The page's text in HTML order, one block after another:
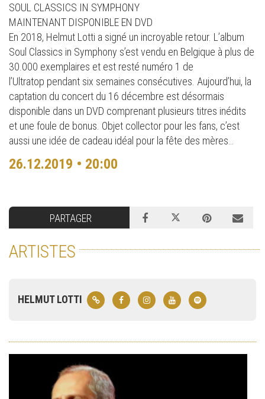
SOUL CLASSICS IN SYMPHONY
MAINTENANT DISPONIBLE EN DVD
En 2018, Helmut Lotti a signé un incroyable retour. L’album
Soul Classics in Symphony s’est vendu en Belgique à plus de
30.000 exemplaires et est resté numéro 1 de
l’Ultratop pendant six semaines consécutives. Aujourd’hui, la
captation du concert du 16 décembre est désormais
disponible dans un DVD comprenant plusieurs titres inédits
et une foule de bonus. Objet collector pour les fans, c’est
aussi une idée de cadeau idéal pour la fête des mères…
26.12.2019 • 20:00
PARTAGER
ARTISTES
HELMUT LOTTI